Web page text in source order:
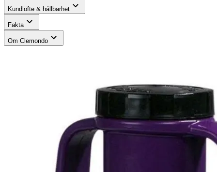
Kundlöfte & hållbarhet
Fakta
Om Clemondo